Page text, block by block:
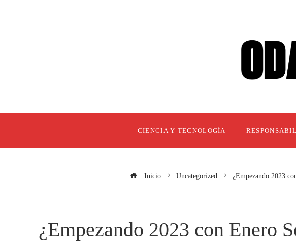
CIENCIA Y TECNOLOGÍA
Inicio Uncategorized ¿Empezando 2023
¿Empezando 2023 con Enero